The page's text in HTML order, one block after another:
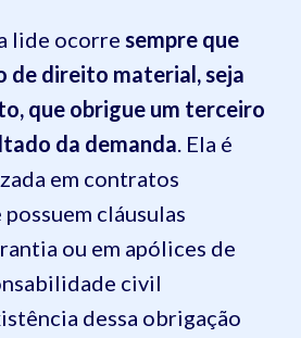
lide ocorre sempre que
de direito material, seja
que obrigue um terceiro
da demanda. Ela é
em contratos
cláusulas
ou em apólices de
civil
dessa obrigação